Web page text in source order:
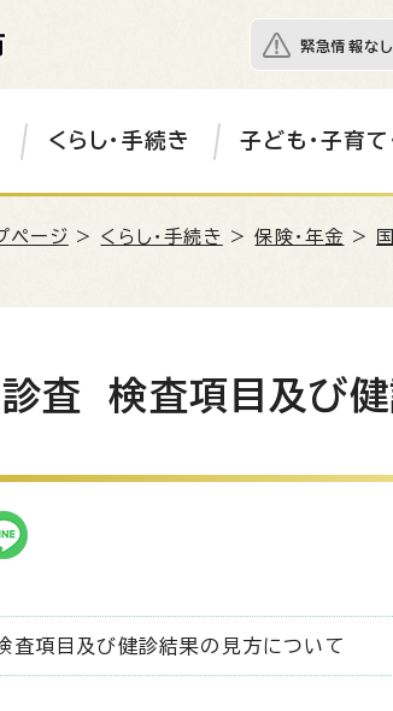
緊急情報なし
くらし・手続き 子ども・子育て
ページ > くらし・手続き >保険・年金 >
査 検査項目及び
査項目及び健診結果の見方について